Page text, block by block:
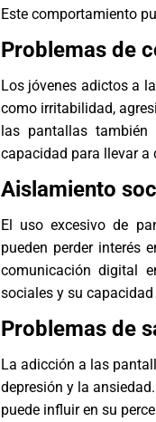
Este comportamiento
Problemas de
Los jóvenes adictos a
como irritabilidad,
las pantallas también
capacidad para llevar a
Aislamiento
El uso excesivo de
pueden perder interés
comunicación digital
sociales y su
Problemas de
La adicción a las
depresión y la
puede influir en su